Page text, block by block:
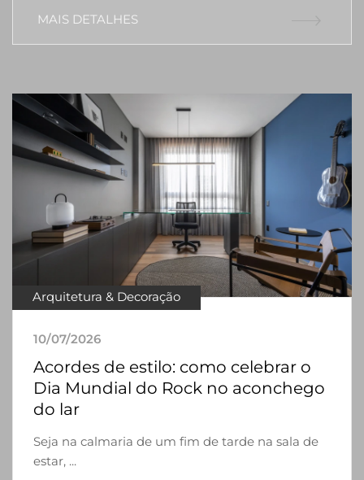
MAIS DETALHES
Arquitetura & Decoração
10/07/2026
Acordes de estilo: como celebrar o
Dia Mundial do Rock no aconchego
do lar
Seja na calmaria de um fim de tarde na sala de
estar, ...